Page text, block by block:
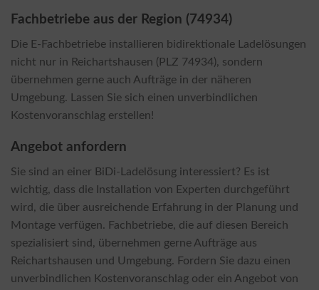
Fachbetriebe aus der Region (74934)
Die E-Fachbetriebe installieren bidirektionale Ladelösungen
nicht nur in Reichartshausen (PLZ 74934), sondern
übernehmen gerne auch Aufträge in der näheren
Umgebung. Lassen Sie sich einen unverbindlichen
Kostenvoranschlag erstellen!
Angebot anfordern
Sie sind an einer BiDi-Ladelösung interessiert? Es ist
wichtig, dass die Installation von Experten durchgeführt
wird, die über ausreichende Erfahrung in der Planung und
Montage verfügen. Fachbetriebe, die auf diesen Bereich
spezialisiert sind, übernehmen gerne Aufträge aus
Reichartshausen und Umgebung. Fordern Sie dazu einen
unverbindlichen Kostenvoranschlag oder ein Angebot von